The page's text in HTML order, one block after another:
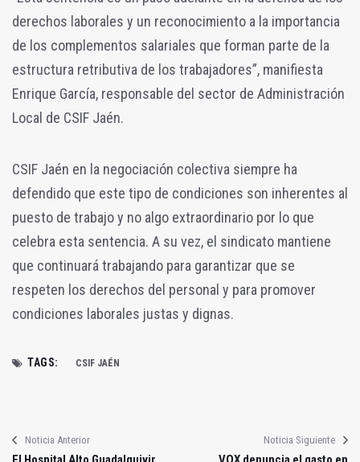
derechos laborales y un reconocimiento a la importancia
de los complementos salariales que forman parte de la
estructura retributiva de los trabajadores”, manifiesta
Enrique García, responsable del sector de Administración
Local de CSIF Jaén.
CSIF Jaén en la negociación colectiva siempre ha
defendido que este tipo de condiciones son inherentes al
puesto de trabajo y no algo extraordinario por lo que
celebra esta sentencia. A su vez, el sindicato mantiene
que continuará trabajando para garantizar que se
respeten los derechos del personal y para promover
condiciones laborales justas y dignas.
TAGS: CSIF JAÉN
Noticia Anterior Noticia Siguiente